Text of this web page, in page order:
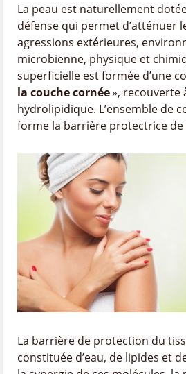
La peau est naturellement
défense qui permet d’atténuer
agressions extérieures,
microbienne, physique et
superficielle est formée d’une
la couche cornée», recouverte
hydrolipidique. L’ensemble de
forme la barrière protectrice de
La barrière de protection du
constituée d’eau, de lipides et